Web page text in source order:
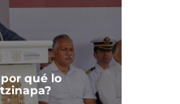
qué lo